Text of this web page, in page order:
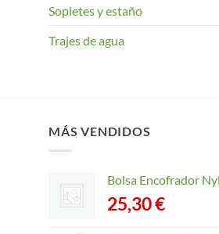
Sopletes y estaño
Trajes de agua
MÁS VENDIDOS
Bolsa Encofrador
25,30€